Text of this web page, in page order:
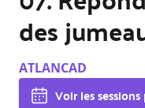
des
ATLANCAD
Voir les